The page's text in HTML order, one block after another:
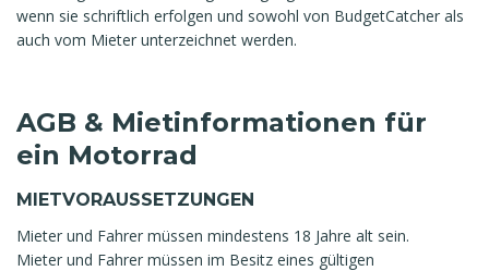
wenn sie schriftlich erfolgen und sowohl von BudgetCatcher als
auch vom Mieter unterzeichnet werden.
AGB & Mietinformationen für
ein Motorrad
MIETVORAUSSETZUNGEN
Mieter und Fahrer müssen mindestens 18 Jahre alt sein.
Mieter und Fahrer müssen im Besitz eines gültigen